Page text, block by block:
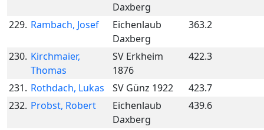
Daxberg
229. Rambach, Josef
Eichenlaub
Daxberg
363.2
230. Kirchmaier,
Thomas
SV Erkheim
1876
422.3
231. Rothdach, Lukas SV Günz 1922
423.7
232. Probst, Robert
Eichenlaub
Daxberg
439.6